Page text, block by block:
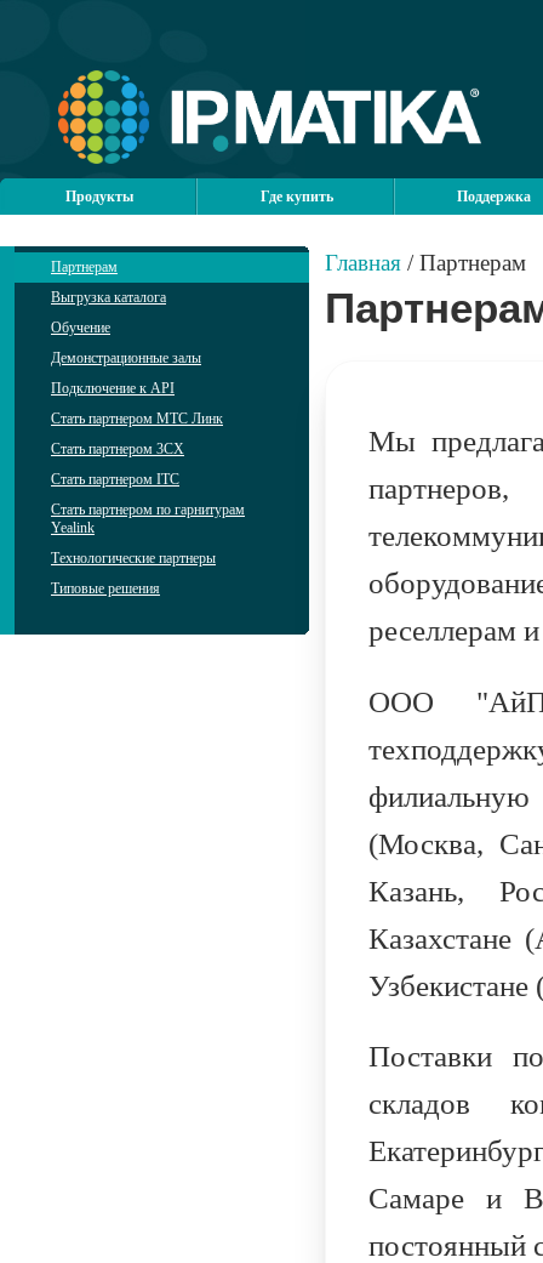
Продукты Где купить Поддержка
Партнерам
Выгрузка каталога
Обучение
Демонстрационные залы
Подключение к API
Стать партнером МТС Линк
Стать партнером 3CX
Стать партнером ITC
Стать партнером по гарнитурам
Yealink
Технологические партнеры
Типовые решения
Главная / Партнерам
Мы
реселлерам
ООO
филиальную
(Москва,
Казань,
Казахстане
Узбекистане
Поставки
складов
Самаре и
постоянный